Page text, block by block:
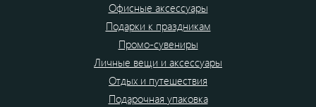
Офисные аксессуары
Подарки к праздникам
Промо-сувениры
Личные вещи и аксессуары
Отдых и путешествия
Подарочная упаковка